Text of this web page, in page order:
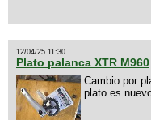
12/04/25 11:30
Plato palanca XTR M960
Cambio por
plato es